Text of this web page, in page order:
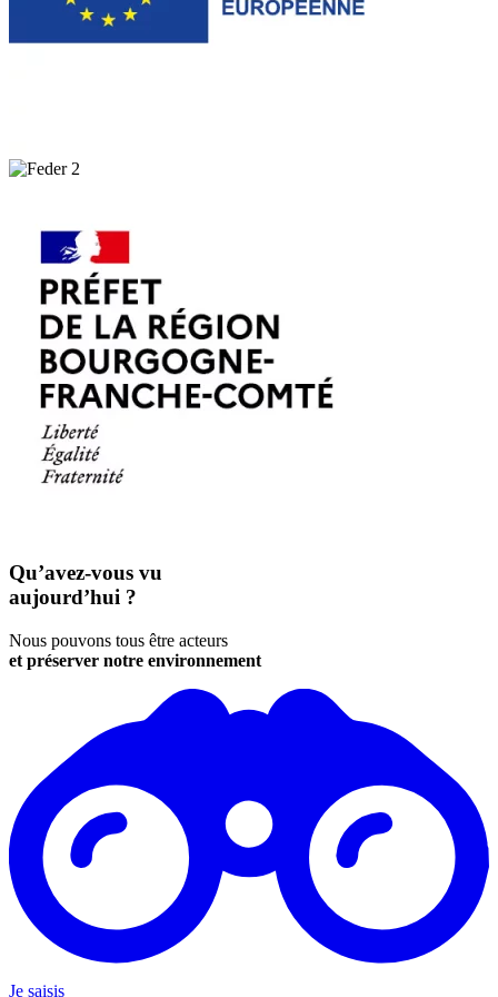
Qu’avez-vous vu
aujourd’hui ?
Nous pouvons tous être acteurs
et préserver notre environnement
Je saisis